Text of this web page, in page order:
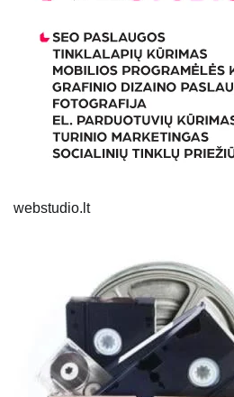
webstudio.lt